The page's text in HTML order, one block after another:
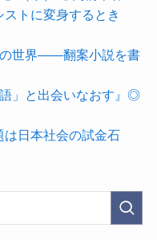
ストに変身するとき
の世界――翻案小説を書
」と出会いなおす』◎
は日本社会の試金石